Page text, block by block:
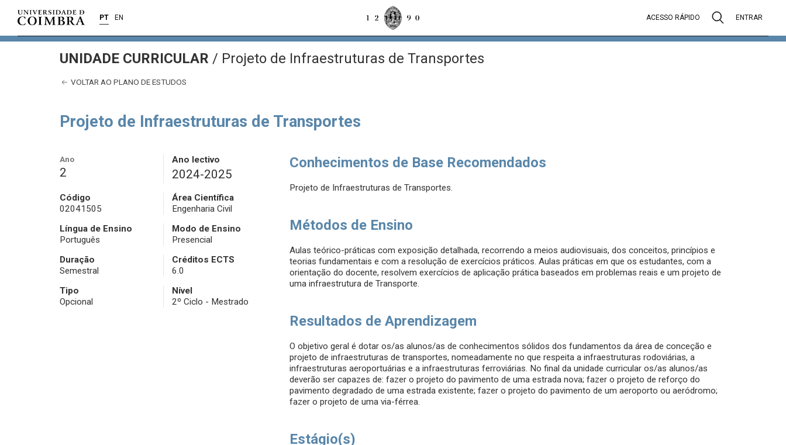
PT EN ACESSO RÁPIDO ENTRAR
UNIDADE CURRICULAR / Projeto de Infraestruturas de Transportes
VOLTAR AO PLANO DE ESTUDOS
Projeto de Infraestruturas de Transportes
Ano
2
Ano lectivo
2024-2025
Código
02041505
Área Científica
Engenharia Civil
Língua de Ensino
Português
Modo de Ensino
Presencial
Duração
Semestral
Créditos ECTS
6.0
Tipo
Opcional
Nível
2º Ciclo - Mestrado
Conhecimentos de Base Recomendados
Projeto de Infraestruturas de Transportes.
Métodos de Ensino
Aulas teórico-práticas com exposição detalhada, recorrendo a meios audiovisuais, dos conceitos, princípios e
teorias fundamentais e com a resolução de exercícios práticos. Aulas práticas em que os estudantes, com a
orientação do docente, resolvem exercícios de aplicação prática baseados em problemas reais e um projeto de
uma infraestrutura de Transporte.
Resultados de Aprendizagem
O objetivo geral é dotar os/as alunos/as de conhecimentos sólidos dos fundamentos da área de conceção e
projeto de infraestruturas de transportes, nomeadamente no que respeita a infraestruturas rodoviárias, a
infraestruturas aeroportuárias e a infraestruturas ferroviárias. No final da unidade curricular os/as alunos/as
deverão ser capazes de: fazer o projeto do pavimento de uma estrada nova; fazer o projeto de reforço do
pavimento degradado de uma estrada existente; fazer o projeto do pavimento de um aeroporto ou aeródromo;
fazer o projeto de uma via-férrea.
Estágio(s)